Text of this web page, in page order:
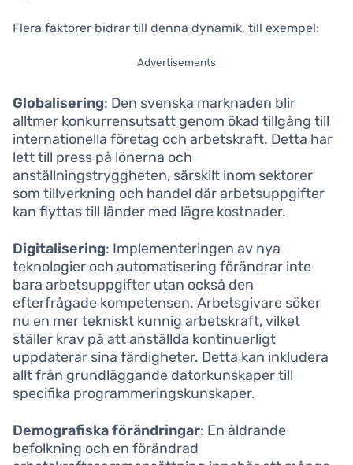
Flera faktorer bidrar till denna dynamik, till exempel:
Advertisements
Globalisering: Den svenska marknaden blir
alltmer konkurrensutsatt genom ökad tillgång till
internationella företag och arbetskraft. Detta har
lett till press på lönerna och
anställningstryggheten, särskilt inom sektorer
som tillverkning och handel där arbetsuppgifter
kan flyttas till länder med lägre kostnader.
Digitalisering: Implementeringen av nya
teknologier och automatisering förändrar inte
bara arbetsuppgifter utan också den
efterfrågade kompetensen. Arbetsgivare söker
nu en mer tekniskt kunnig arbetskraft, vilket
ställer krav på att anställda kontinuerligt
uppdaterar sina färdigheter. Detta kan inkludera
allt från grundläggande datorkunskaper till
specifika programmeringskunskaper.
Demografiska förändringar: En åldrande
befolkning och en förändrad